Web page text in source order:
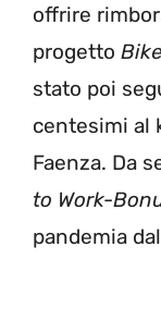
offrire
progetto
stato poi
centesimi al
Faenza. Da
to Work-
pandemia